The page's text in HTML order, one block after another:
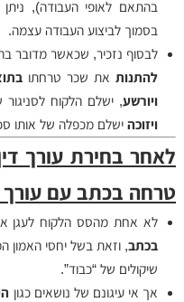
בהתאם לאופי העבודה),
בסמוך לביצוע העבודה עצמה.
לבסוף נזכיר, שכאשר מדובר
להתנותאת שכר טרחתו
ויורשע, ישלם הלקוח לסניגור
ויזוכהישלם מכפלה של אותו
לאחר בחירת עורך
טרחה בכתב עם עורך
לא אחת מהסס הלקוח לעגן את
בכתב, וזאת בשל יחסי האמון
שיקולים של “כבוד”.
אך אי עיגונם של נושאים כגון